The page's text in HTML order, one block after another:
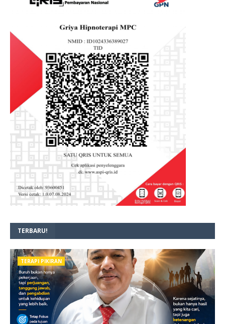
TERBARU!
TERAPI PIKIRAN